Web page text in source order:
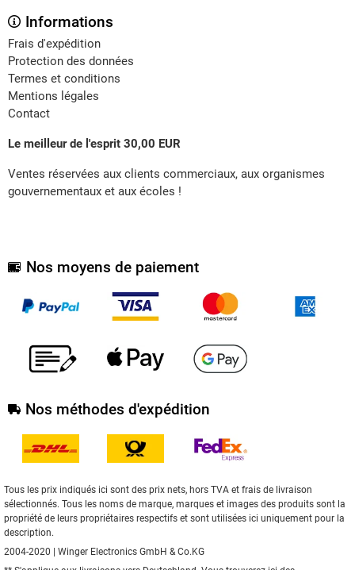
Informations
Frais d'expédition
Protection des données
Termes et conditions
Mentions légales
Contact
Le meilleur de l'esprit 30,00 EUR
Ventes réservées aux clients commerciaux, aux organismes
gouvernementaux et aux écoles !
Nos moyens de paiement
Nos méthodes d'expédition
Tous les prix indiqués ici sont des prix nets, hors TVA et frais de livraison
sélectionnés. Tous les noms de marque, marques et images des produits sont la
propriété de leurs propriétaires respectifs et sont utilisées ici uniquement pour la
description.
2004-2020 | Winger Electronics GmbH & Co.KG